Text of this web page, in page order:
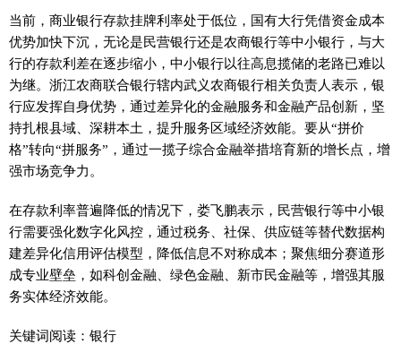
当前，商业银行存款挂牌利率处于低位，国有大行凭借资金成本
优势加快下沉，无论是民营银行还是农商银行等中小银行，与大
行的存款利差在逐步缩小，中小银行以往高息揽储的老路已难以
为继。浙江农商联合银行辖内武义农商银行相关负责人表示，银
行应发挥自身优势，通过差异化的金融服务和金融产品创新，坚
持扎根县域、深耕本土，提升服务区域经济效能。要从“拼价
格”转向“拼服务”，通过一揽子综合金融举措培育新的增长点，增
强市场竞争力。
在存款利率普遍降低的情况下，娄飞鹏表示，民营银行等中小银
行需要强化数字化风控，通过税务、社保、供应链等替代数据构
建差异化信用评估模型，降低信息不对称成本；聚焦细分赛道形
成专业壁垒，如科创金融、绿色金融、新市民金融等，增强其服
务实体经济效能。
关键词阅读：银行